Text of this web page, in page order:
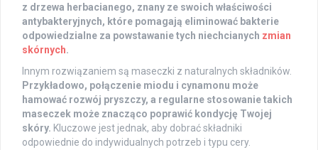
z drzewa herbacianego, znany ze swoich właściwości
antybakteryjnych, które pomagają eliminować bakterie
odpowiedzialne za powstawanie tych niechcianych zmian
skórnych.
Innym rozwiązaniem są maseczki z naturalnych składników.
Przykładowo, połączenie miodu i cynamonu może
hamować rozwój pryszczy, a regularne stosowanie takich
maseczek może znacząco poprawić kondycję Twojej
skóry. Kluczowe jest jednak, aby dobrać składniki
odpowiednie do indywidualnych potrzeb i typu cery.